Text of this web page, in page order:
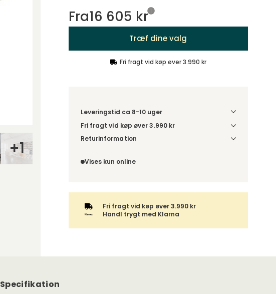
+1
Fra16 605 kr
Træf dine valg
Fri fragt vid køp øver 3.990 kr
Leveringstid ca 8-10 uger
Fri fragt vid køp øver 3.990 kr
Vælg udførelse via “Træf dine valg” for at se
Returinformation
der ikke fortrydelsesret.
Vises kun online
Fri fragt vid køp øver 3.990 kr
Handl trygt med Klarna
Specifikation